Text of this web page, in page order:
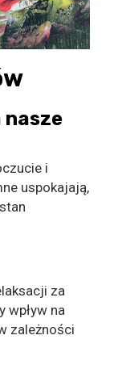
nasze
i
uspokajają,
za
wpływ na
zależności